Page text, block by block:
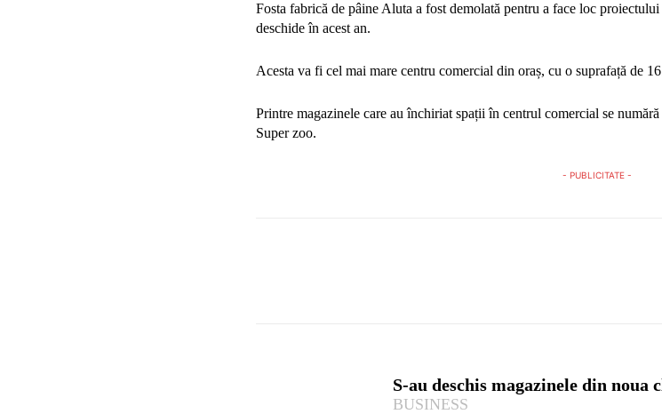
Fosta fabrică de pâine Aluta a fost demolată pentru a face loc
deschide în acest an.
Acesta va fi cel mai mare centru comercial din oraș, cu o suprafață de
Printre magazinele care au închiriat spații în centrul comercial se
Super zoo.
- PUBLICITATE -
S-au deschis magazinele din
BUSINESS